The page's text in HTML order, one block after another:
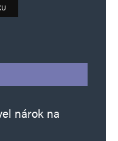
nárok na